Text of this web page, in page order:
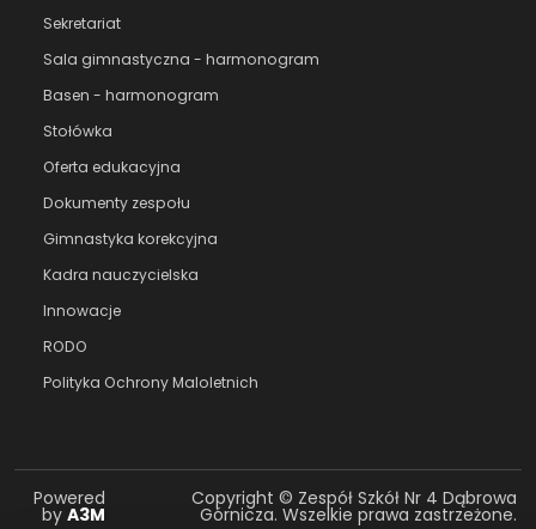
Sekretariat
Sala gimnastyczna - harmonogram
Basen - harmonogram
Stołówka
Oferta edukacyjna
Dokumenty zespołu
Gimnastyka korekcyjna
Kadra nauczycielska
Innowacje
RODO
Polityka Ochrony Maloletnich
Powered
byA3M
Copyright © Zespół Szkół Nr 4 Dąbrowa
Górnicza. Wszelkie prawa zastrzeżone.